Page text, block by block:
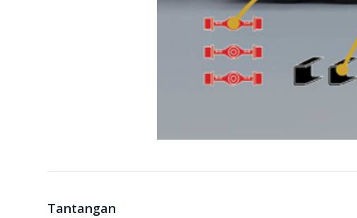
Tantangan